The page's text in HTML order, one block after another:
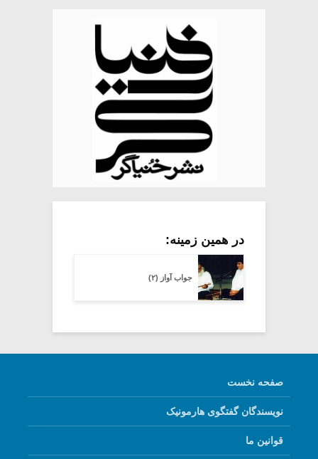
در همین زمینه:
جواب آواز (۲)
صفحه نخست
نویسندگان گفتگوی هارمونیک
قوانین ما